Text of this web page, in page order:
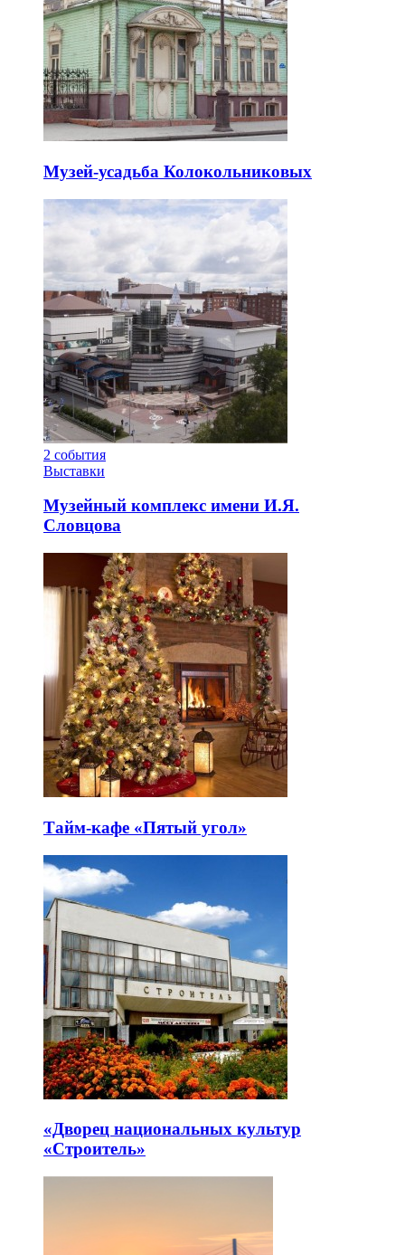
Музей-усадьба Колокольниковых
2 события
Выставки
Музейный комплекс имени И.Я.
Словцова
Тайм-кафе «Пятый угол»
«Дворец национальных культур
«Строитель»